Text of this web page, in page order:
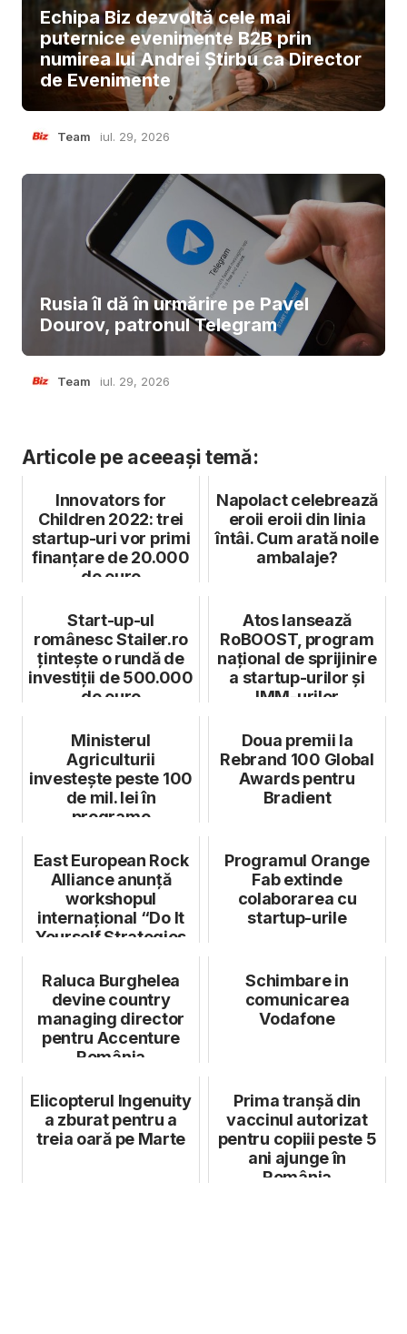
Echipa Biz dezvoltă cele mai
puternice evenimente B2B prin
numirea lui Andrei Știrbu ca Director
de Evenimente
Team iul. 29, 2026
Rusia îl dă în urmărire pe Pavel
Dourov, patronul Telegram
Team iul. 29, 2026
Articole pe aceeași temă:
Innovators for
Children 2022: trei
startup-uri vor primi
finanțare de 20.000
de euro
Napolact celebrează
eroii eroii din linia
întâi. Cum arată noile
ambalaje?
Start-up-ul
românesc Stailer.ro
țintește o rundă de
investiții de 500.000
de euro
Atos lansează
RoBOOST, program
național de sprijinire
a startup-urilor și
IMM-urilor
Ministerul
Agriculturii
investește peste 100
de mil. lei în
programe
creșterea preci...
Doua premii la
Rebrand 100 Global
Awards pentru
Bradient
East European Rock
Alliance anunță
workshopul
internațional “Do It
Yourself Strategies
Programul Orange
Fab extinde
colaborarea cu
startup-urile
Raluca Burghelea
devine country
managing director
pentru Accenture
România
Schimbare in
comunicarea
Vodafone
Elicopterul Ingenuity
a zburat pentru a
treia oară pe Marte
Prima tranșă din
vaccinul autorizat
pentru copiii peste 5
ani ajunge în
România